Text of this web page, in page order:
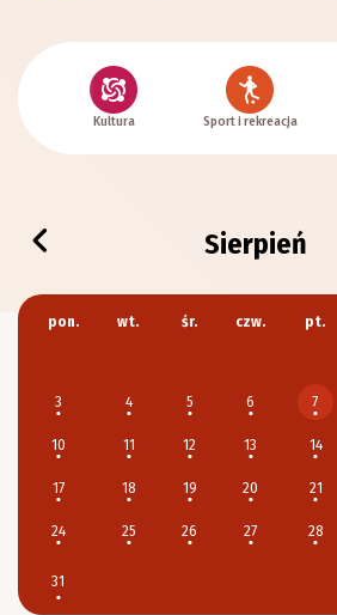
Kultura Sport i rekreacja
Sierpień
pon. wt. śr. czw. pt.
3 4 5 6 7
10 11 12 13 14
17 18 19 20 21
24 25 26 27 28
31